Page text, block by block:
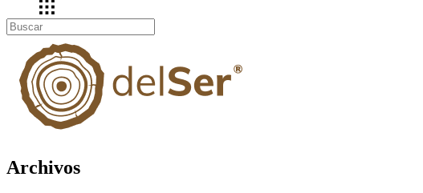
Archivos